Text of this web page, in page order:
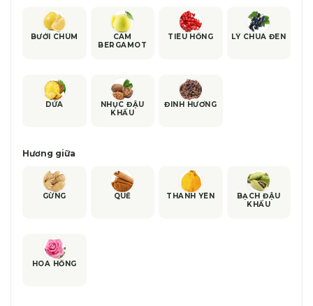
BƯỞI CHÙM
CAM
BERGAMOT
TIÊU HỒNG LÝ CHUA ĐEN
DỨA
NHỤC ĐẬU
KHẤU
ĐINH HƯƠNG
Hương giữa
GỪNG QUẾ THANH YÊN
BẠCH ĐẬU
KHẤU
HOA HỒNG